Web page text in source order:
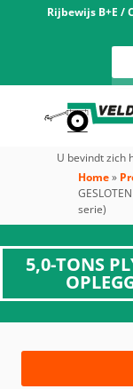
Rijbewijs B+E /
U bevindt zich
Home»
serie)
5,0-TONS